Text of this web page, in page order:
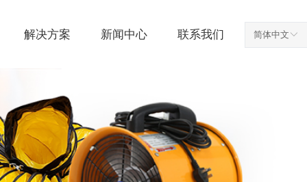
解决方案 新闻中心 联系我们 ꀅ
简体中文